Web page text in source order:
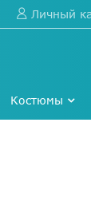
Личный
Костюмы